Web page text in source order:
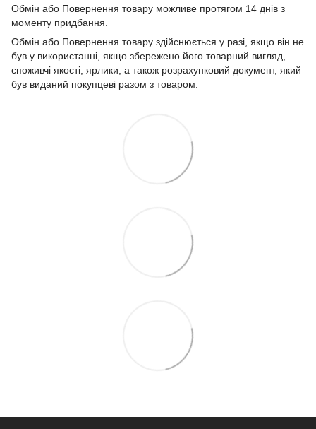
Обмін або Повернення товару можливе протягом 14 днів з
моменту придбання.
Обмін або Повернення товару здійснюється у разі, якщо він не
був у використанні, якщо збережено його товарний вигляд,
споживчі якості, ярлики, а також розрахунковий документ, який
був виданий покупцеві разом з товаром.